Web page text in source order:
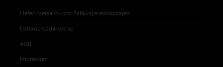
Liefer- Versand- und Zahlungsbedingungen
Datenschutzhinweise
AGB
Impressum